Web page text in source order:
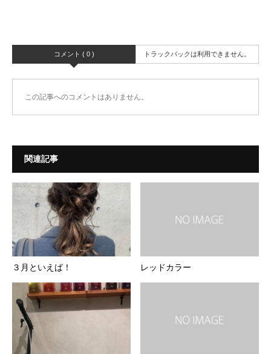
コメント ( 0 ) トラックバックは利用できません。
この記事へのコメントはありません。
関連記事
３月といえば！ レッドカラー